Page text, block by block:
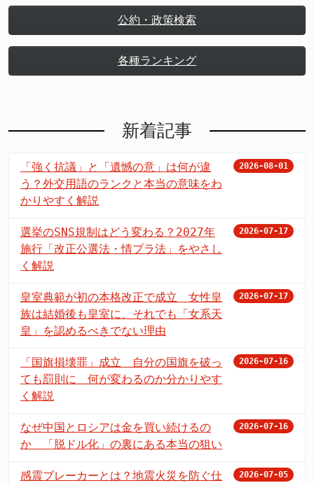
公約・政策検索
各種ランキング
新着記事
「強く抗議」と「遺憾の意」は何が違
う？外交用語のランクと本当の意味をわ
かりやすく解説
2026-08-01
選挙のSNS規制はどう変わる？2027年
施行「改正公選法・情プラ法」をやさし
く解説
2026-07-17
皇室典範が初の本格改正で成立 女性皇
族は結婚後も皇室に、それでも「女系天
皇」を認めるべきでない理由
2026-07-17
「国旗損壊罪」成立 自分の国旗を破っ
ても罰則に 何が変わるのか分かりやす
く解説
2026-07-16
なぜ中国とロシアは金を買い続けるの
か 「脱ドル化」の裏にある本当の狙い
2026-07-16
感震ブレーカーとは？地震火災を防ぐ仕
2026-07-05